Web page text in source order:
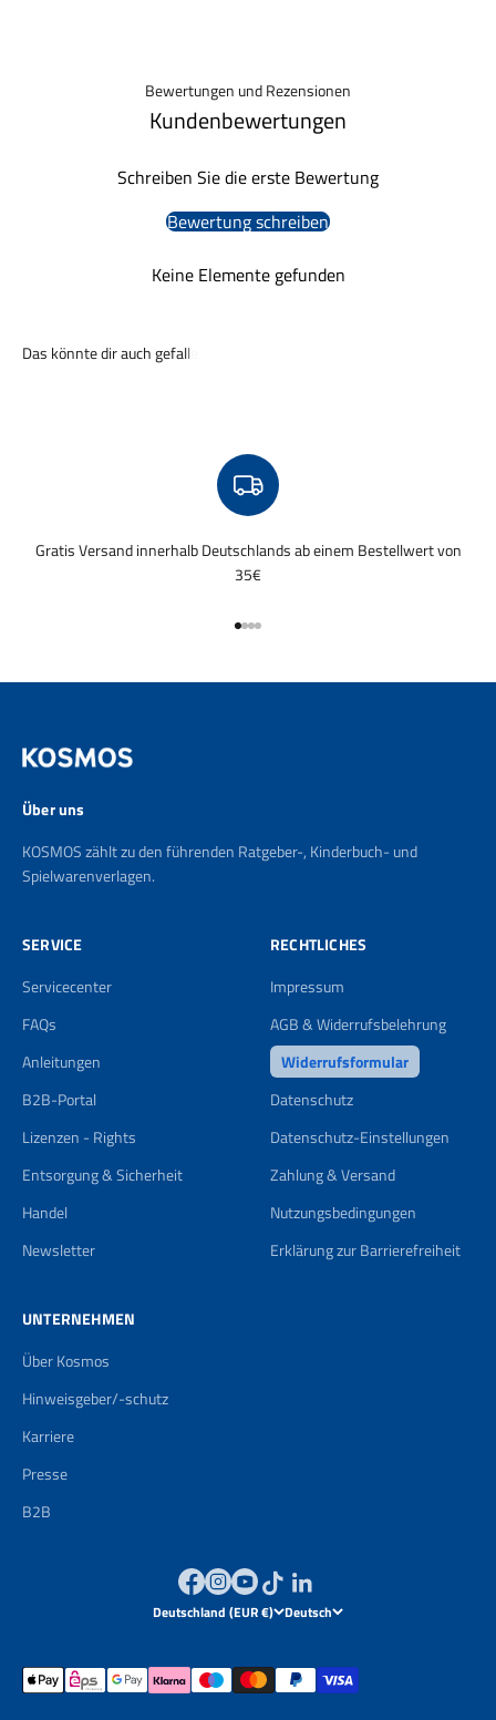
Bewertungen und Rezensionen
Kundenbewertungen
Schreiben Sie die erste Bewertung
Bewertung schreiben
Keine Elemente gefunden
Gratis Versand innerhalb Deutschlands ab einem Bestellwert von
35€
Gehe zu Element 1
Gehe zu Element 2
Gehe zu Element 3
Gehe zu Element 4
Über uns
KOSMOS zählt zu den führenden Ratgeber-, Kinderbuch- und
Spielwarenverlagen.
SERVICE
Servicecenter
FAQs
Anleitungen
B2B-Portal
Lizenzen - Rights
Entsorgung & Sicherheit
Handel
Newsletter
RECHTLICHES
Impressum
AGB & Widerrufsbelehrung
Widerrufsformular
Datenschutz
Datenschutz-Einstellungen
Zahlung & Versand
Nutzungsbedingungen
Erklärung zur Barrierefreiheit
UNTERNEHMEN
Über Kosmos
Hinweisgeber/-schutz
Karriere
Presse
B2B
Deutschland (EUR €) Deutsch